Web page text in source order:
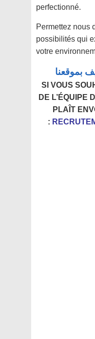
perfectionné.
Permettez nous
possibilités qui
votre
بموقعنا
SI VOUS
DE L’ÉQUIPE
PLAÎT
: